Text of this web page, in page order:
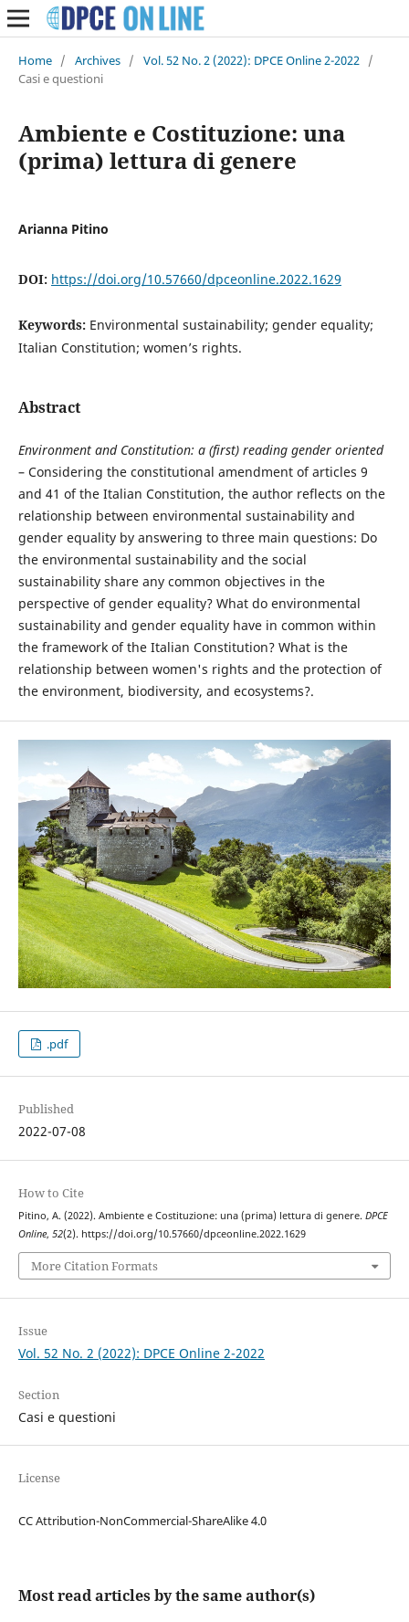
Home / Archives / Vol. 52 No. 2 (2022): DPCE Online 2-2022 /
Casi e questioni
Ambiente e Costituzione: una
(prima) lettura di genere
Arianna Pitino
DOI: https://doi.org/10.57660/dpceonline.2022.1629
Keywords: Environmental sustainability; gender equality;
Italian Constitution; women’s rights.
Abstract
Environment and Constitution: a (first) reading gender oriented
– Considering the constitutional amendment of articles 9
and 41 of the Italian Constitution, the author reflects on the
relationship between environmental sustainability and
gender equality by answering to three main questions: Do
the environmental sustainability and the social
sustainability share any common objectives in the
perspective of gender equality? What do environmental
sustainability and gender equality have in common within
the framework of the Italian Constitution? What is the
relationship between women's rights and the protection of
the environment, biodiversity, and ecosystems?.
.pdf
Published
2022-07-08
How to Cite
Pitino, A. (2022). Ambiente e Costituzione: una (prima) lettura di genere. DPCE
Online, 52(2). https://doi.org/10.57660/dpceonline.2022.1629
More Citation Formats
Issue
Vol. 52 No. 2 (2022): DPCE Online 2-2022
Section
Casi e questioni
License
CC Attribution-NonCommercial-ShareAlike 4.0
Most read articles by the same author(s)